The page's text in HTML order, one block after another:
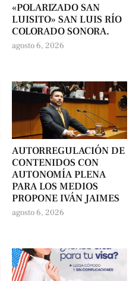
«POLARIZADO SAN
LUISITO» SAN LUIS RÍO
COLORADO SONORA.
agosto 6, 2026
AUTORREGULACIÓN DE
CONTENIDOS CON
AUTONOMÍA PLENA
PARA LOS MEDIOS
PROPONE IVÁN JAIMES
agosto 6, 2026